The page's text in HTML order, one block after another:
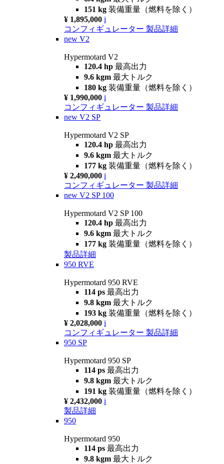
151 kg 装備重量（燃料を除く）
¥ 1,895,000 i
コンフィギュレーター 製品詳細
new V2
Hypermotard V2
120.4 hp 最高出力
9.6 kgm 最大トルク
180 kg 装備重量（燃料を除く）
¥ 1,990,000 i
コンフィギュレーター 製品詳細
new V2 SP
Hypermotard V2 SP
120.4 hp 最高出力
9.6 kgm 最大トルク
177 kg 装備重量（燃料を除く）
¥ 2,490,000 i
コンフィギュレーター 製品詳細
new V2 SP 100
Hypermotard V2 SP 100
120.4 hp 最高出力
9.6 kgm 最大トルク
177 kg 装備重量（燃料を除く）
製品詳細
950 RVE
Hypermotard 950 RVE
114 ps 最高出力
9.8 kgm 最大トルク
193 kg 装備重量（燃料を除く）
¥ 2,028,000 i
コンフィギュレーター 製品詳細
950 SP
Hypermotard 950 SP
114 ps 最高出力
9.8 kgm 最大トルク
191 kg 装備重量（燃料を除く）
¥ 2,432,000 i
製品詳細
950
Hypermotard 950
114 ps 最高出力
9.8 kgm 最大トルク